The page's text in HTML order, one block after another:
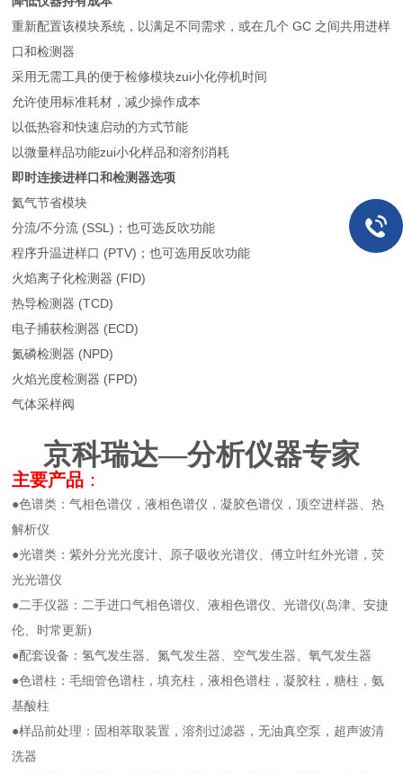
重新配置该模块系统，以满足不同需求，或在几个 GC 之间共用进样
口和检测器
采用无需工具的便于检修模块zui小化停机时间
允许使用标准耗材，减少操作成本
以低热容和快速启动的方式节能
以微量样品功能zui小化样品和溶剂消耗
即时连接进样口和检测器选项
氦气节省模块
分流/不分流 (SSL)；也可选反吹功能
程序升温进样口 (PTV)；也可选用反吹功能
火焰离子化检测器 (FID)
热导检测器 (TCD)
电子捕获检测器 (ECD)
氮磷检测器 (NPD)
火焰光度检测器 (FPD)
气体采样阀
京科瑞达—分析仪器专家
主要产品 ：
●色谱类：气相色谱仪，液相色谱仪，凝胶色谱仪，顶空进样器、热
解析仪
●光谱类：紫外分光光度计、原子吸收光谱仪、傅立叶红外光谱，荧
光光谱仪
●二手仪器：二手进口气相色谱仪、液相色谱仪、光谱仪(岛津、安捷
伦、时常更新)
●配套设备：氢气发生器、氮气发生器、空气发生器、氧气发生器
●色谱柱：毛细管色谱柱，填充柱，液相色谱柱，凝胶柱，糖柱，氨
基酸柱
●样品前处理：固相萃取装置，溶剂过滤器，无油真空泵，超声波清
洗器